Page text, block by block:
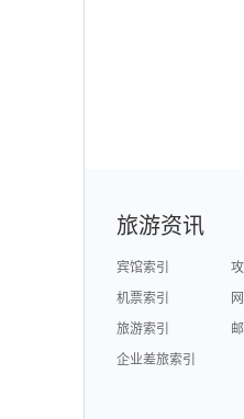
旅游资讯
宾馆索引
机票索引
旅游索引
企业差旅索引